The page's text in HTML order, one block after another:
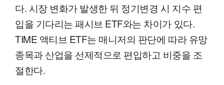
다. 시장 변화가 발생한 뒤 정기변경 시 지수 편
입을 기다리는 패시브 ETF와는 차이가 있다.
TIME 액티브 ETF는 매니저의 판단에 따라 유망
종목과 산업을 선제적으로 편입하고 비중을 조
절한다.